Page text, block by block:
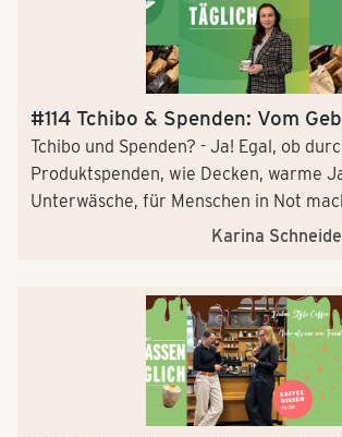
widmen uns erneut der spannenden
individuell unser Vermögen eigentlich
und somit auch Koffein – zu
wir heute neben Kaffeesommeliere
der Sprecherin Kaffee, auch wieder
Mikrofon – unseren
Biologen. Lasst die bitteren Spiele
#114 Tchibo & Spenden: Vom
Nehmen
Tchibo und Spenden? - Ja! Egal, ob
Produktspenden, wie Decken, warme
Unterwäsche, für Menschen in Not
seiner Hilfe einen Unterschied.
die Zusammenarbeit mit
Hamburger Tafel oder Hanseatic Help
die Gemeinschaft in Hamburg.
Karina